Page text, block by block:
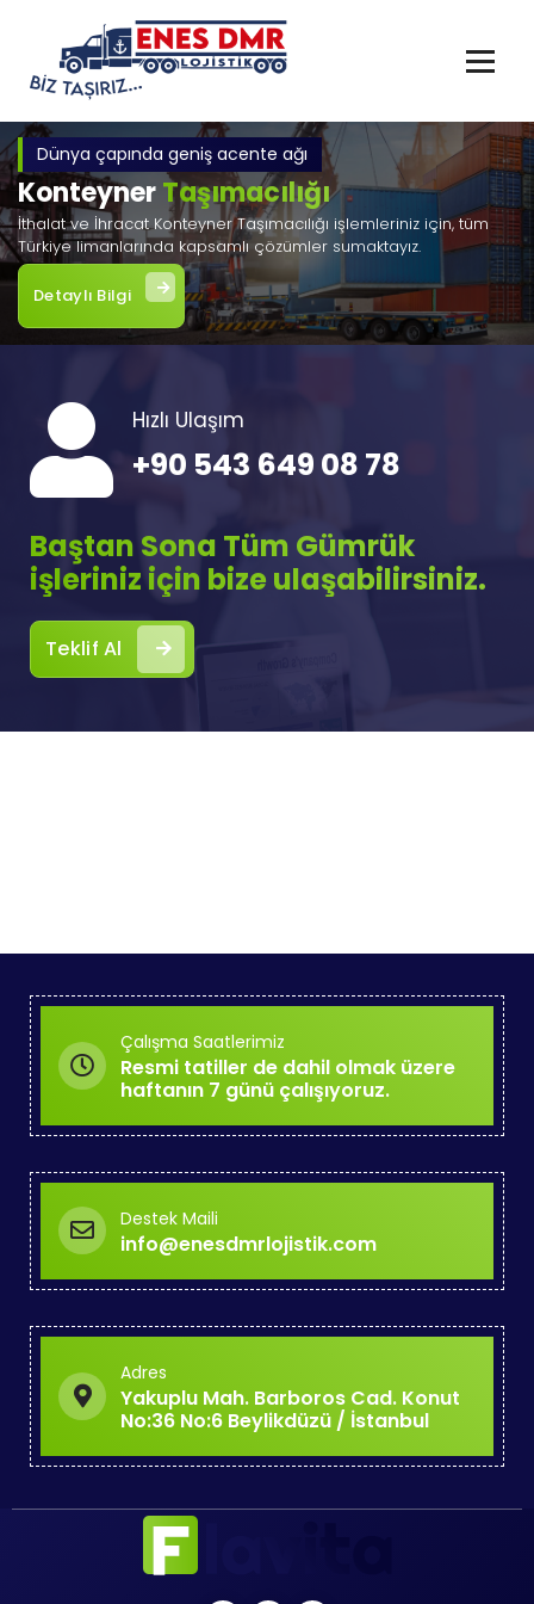
Dünya çapında geniş acente ağı
KonteynerTaşımacılığı
İthalat ve İhracat Konteyner Taşımacılığı işlemleriniz için, tüm
Türkiye limanlarında kapsamlı çözümler sumaktayız.
Detaylı Bilgi
Hızlı Ulaşım
+90 543 649 08 78
Baştan Sona Tüm Gümrük
işleriniz için bize ulaşabilirsiniz.
Teklif Al
Çalışma Saatlerimiz
Resmi tatiller de dahil olmak üzere
haftanın 7 günü çalışıyoruz.
Destek Maili
info@enesdmrlojistik.com
Adres
Yakuplu Mah. Barboros Cad. Konut
No:36 No:6 Beylikdüzü / İstanbul